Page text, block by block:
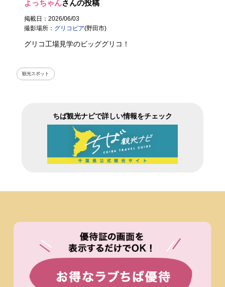
よっちゃんさんの投稿
掲載日：2026/06/03
撮影場所： グリコピア(野田市)
グリコ工場見学のビッググリコ！
観光スポット
ちば観光ナビで詳しい情報をチェック